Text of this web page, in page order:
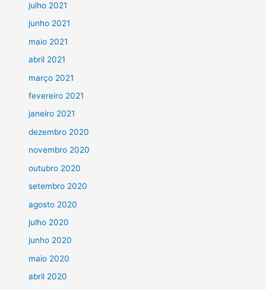
julho 2021
junho 2021
maio 2021
abril 2021
março 2021
fevereiro 2021
janeiro 2021
dezembro 2020
novembro 2020
outubro 2020
setembro 2020
agosto 2020
julho 2020
junho 2020
maio 2020
abril 2020